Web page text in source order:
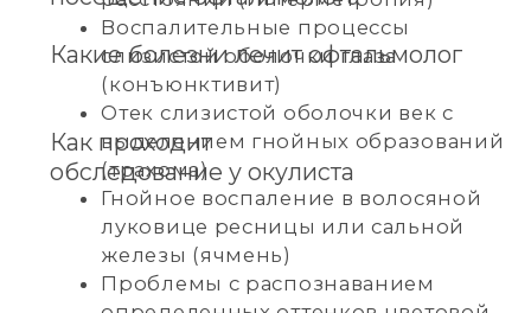
Значительная часть того, что лечит врач-
офтальмолог – это патологии зрения,
которые провоцируются другими
организма ситуациями. Нарушение
зрения могут вызвать:
гипертоническая болезнь;
патологическая беременность;
тяжело протекающие роды;
атеросклероз;
почечные патологии;
сахарный диабет;
травматические поражения глаз.
2 000 р
первичный прием